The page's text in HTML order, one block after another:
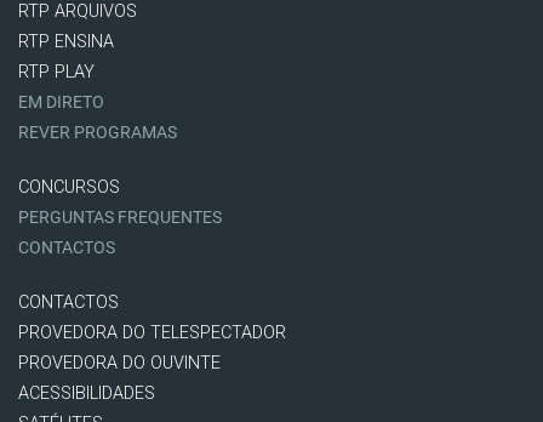
RTP ARQUIVOS
RTP ENSINA
RTP PLAY
EM DIRETO
REVER PROGRAMAS
CONCURSOS
PERGUNTAS FREQUENTES
CONTACTOS
CONTACTOS
PROVEDORA DO TELESPECTADOR
PROVEDORA DO OUVINTE
ACESSIBILIDADES